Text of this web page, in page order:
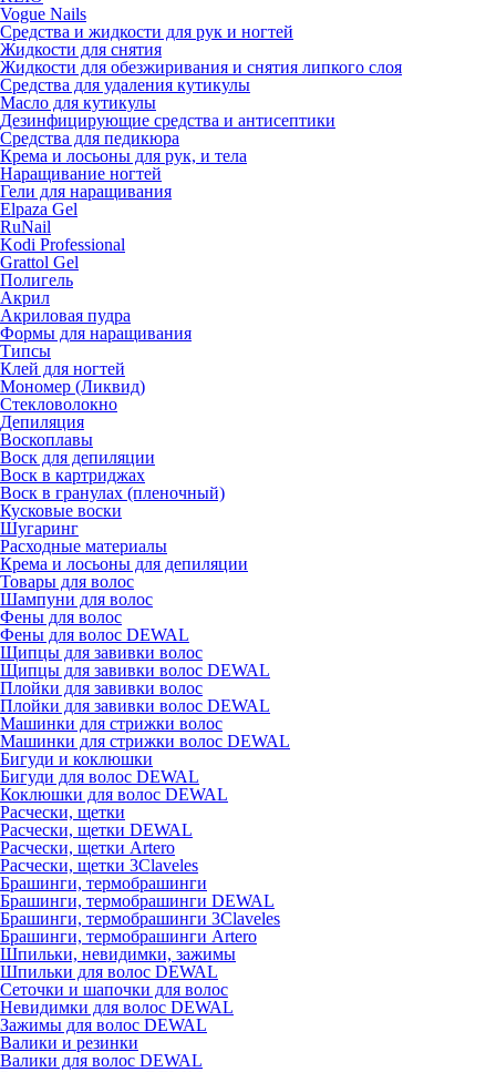
Vogue Nails
Средства и жидкости для рук и ногтей
Жидкости для снятия
Жидкости для обезжиривания и снятия липкого слоя
Средства для удаления кутикулы
Масло для кутикулы
Дезинфицирующие средства и антисептики
Средства для педикюра
Крема и лосьоны для рук, и тела
Наращивание ногтей
Гели для наращивания
Elpaza Gel
RuNail
Kodi Professional
Grattol Gel
Полигель
Акрил
Акриловая пудра
Формы для наращивания
Типсы
Клей для ногтей
Мономер (Ликвид)
Стекловолокно
Депиляция
Воскоплавы
Воск для депиляции
Воск в картриджах
Воск в гранулах (пленочный)
Кусковые воски
Шугаринг
Расходные материалы
Крема и лосьоны для депиляции
Товары для волос
Шампуни для волос
Фены для волос
Фены для волос DEWAL
Щипцы для завивки волос
Щипцы для завивки волос DEWAL
Плойки для завивки волос
Плойки для завивки волос DEWAL
Машинки для стрижки волос
Машинки для стрижки волос DEWAL
Бигуди и коклюшки
Бигуди для волос DEWAL
Коклюшки для волос DEWAL
Расчески, щетки
Расчески, щетки DEWAL
Расчески, щетки Artero
Расчески, щетки 3Claveles
Брашинги, термобрашинги
Брашинги, термобрашинги DEWAL
Брашинги, термобрашинги 3Claveles
Брашинги, термобрашинги Artero
Шпильки, невидимки, зажимы
Шпильки для волос DEWAL
Сеточки и шапочки для волос
Невидимки для волос DEWAL
Зажимы для волос DEWAL
Валики и резинки
Валики для волос DEWAL